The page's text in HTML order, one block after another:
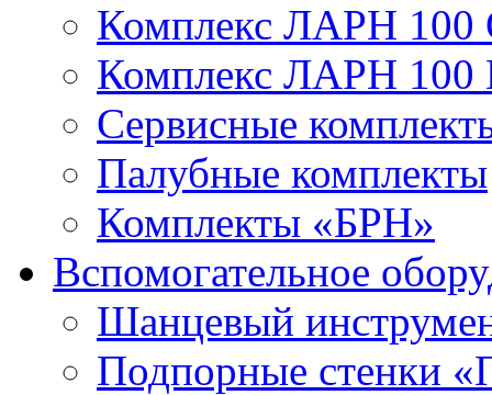
Комплекс ЛАРН 100
Комплекс ЛАРН 100
Сервисные
Палубные комплекты
Комплекты «БРН»
Вспомогательное
Шанцевый
Подпорные стенки